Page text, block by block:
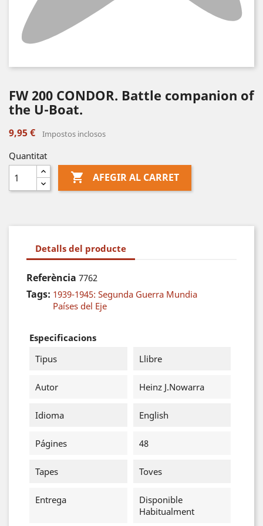
FW 200 CONDOR. Battle companion of
the U-Boat.
9,95 € Impostos inclosos
Quantitat
 AFEGIR AL CARRET
Detalls del producte
Referència 7762
Tags: 1939-1945: Segunda Guerra Mundia
Países del Eje
Especificacions
Tipus
Llibre
Autor Heinz J.Nowarra
Idioma English
Págines 48
Tapes Toves
Entrega
Disponible
Habitualment